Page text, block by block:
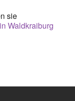
sie
Waldkraiburg